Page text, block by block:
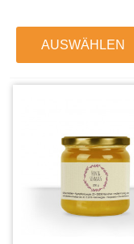
AUSWÄHLEN